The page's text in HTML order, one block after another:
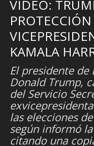
VIDEO:
KAMALA
El presidente de
Donald Trump,
del Servicio
las elecciones
según informó
citando una